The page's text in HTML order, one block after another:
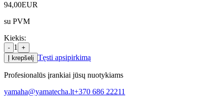
94,00EUR
su PVM
Kiekis:
- 1
+
Į krepšelį Tęsti apsipirkimą
Profesionalūs įrankiai jūsų nuotykiams
yamaha@yamatecha.lt+370 686 22211